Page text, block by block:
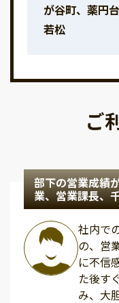
が谷町、薬円
若松
ご
部下の営業成績
業、営業課長、
社内で
の、営
に不信
た後す
み、大